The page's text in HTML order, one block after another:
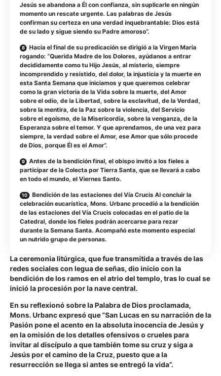
Jesús se abandona a Él con confianza, sin suplicarle en ningún
momento un rescate urgente. Las palabras de Jesús
confirman su certeza en una verdad inquebrantable: Dios está
de su lado y sigue siendo su Padre amoroso”.
Hacia el final de su predicación se dirigió a la Virgen María
rogando: “Querida Madre de los Dolores, ayúdanos a entrar
decididamente como tu Hijo Jesús, al misterio, siempre
incomprendido y resistido, del dolor, la injusticia y la muerte en
esta Santa Semana que iniciamos y que queremos celebrar
como la gran victoria de la Vida sobre la muerte, del Amor
sobre el odio, de la Libertad, sobre la esclavitud, de la Verdad,
sobre la mentira, de la Paz sobre la violencia, del Servicio
sobre el egoísmo, de la Misericordia, sobre la venganza, de la
Esperanza sobre el temor. Y que aprendamos, de una vez para
siempre, la verdad sobre el Amor, ese Amor que sólo procede
de Dios, porque Él es el Amor”.
Antes de la bendición final, el obispo invitó a los fieles a
participar de la Colecta por Tierra Santa, que se llevará a cabo
en todo el mundo, el Viernes Santo.
Bendición de las estaciones del Vía Crucis Al concluir la
celebración eucarística, Mons. Urbanc procedió a la bendición
de las estaciones del Vía Crucis colocadas en el patio de la
Catedral, donde los fieles podrán acercarse para rezar
durante la Semana Santa. Acompañó este momento especial
un nutrido grupo de personas.
La ceremonia litúrgica, que fue transmitida a través de las
redes sociales con legua de señas, dio inicio con la
bendición de los ramos en el atrio del templo, tras lo cual se
inició la procesión por la nave central.
En su reflexionó sobre la Palabra de Dios proclamada,
Mons. Urbanc expresó que “San Lucas en su narración de la
Pasión pone el acento en la absoluta inocencia de Jesús y
en la omisión de los detalles ofensivos o crueles para
invitar al discípulo a que también tome su cruz y siga a
Jesús por el camino de la Cruz, puesto que a la
resurrección se llega si antes se entregó la vida”.